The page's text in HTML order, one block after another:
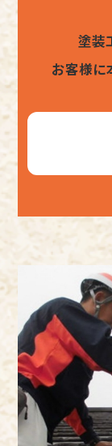
塗装
お客様に